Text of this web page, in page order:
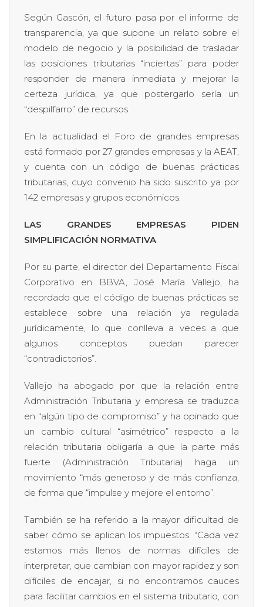
Según Gascón, el futuro pasa por el informe de
transparencia, ya que supone un relato sobre el
modelo de negocio y la posibilidad de trasladar
las posiciones tributarias “inciertas” para poder
responder de manera inmediata y mejorar la
certeza jurídica, ya que postergarlo sería un
“despilfarro” de recursos.
En la actualidad el Foro de grandes empresas
está formado por 27 grandes empresas y la AEAT,
y cuenta con un código de buenas prácticas
tributarias, cuyo convenio ha sido suscrito ya por
142 empresas y grupos económicos.
LAS GRANDES EMPRESAS PIDEN
SIMPLIFICACIÓN NORMATIVA
Por su parte, el director del Departamento Fiscal
Corporativo en BBVA, José María Vallejo, ha
recordado que el código de buenas prácticas se
establece sobre una relación ya regulada
jurídicamente, lo que conlleva a veces a que
algunos conceptos puedan parecer
“contradictorios”.
Vallejo ha abogado por que la relación entre
Administración Tributaria y empresa se traduzca
en “algún tipo de compromiso” y ha opinado que
un cambio cultural “asimétrico” respecto a la
relación tributaria obligaría a que la parte más
fuerte (Administración Tributaria) haga un
movimiento “más generoso y de más confianza,
de forma que “impulse y mejore el entorno”.
También se ha referido a la mayor dificultad de
saber cómo se aplican los impuestos. “Cada vez
estamos más llenos de normas difíciles de
interpretar, que cambian con mayor rapidez y son
difíciles de encajar, si no encontramos cauces
para facilitar cambios en el sistema tributario, con